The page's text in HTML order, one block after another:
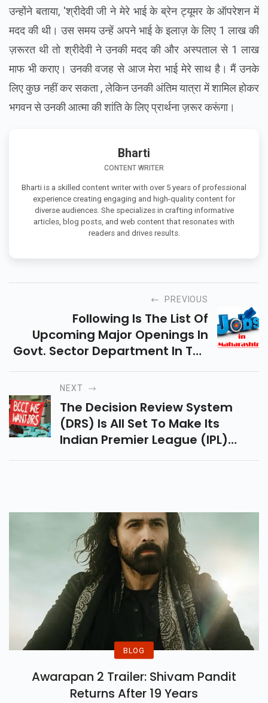
उन्होंने बताया, 'श्रीदेवी जी ने मेरे भाई के ब्रेन ट्यूमर के ऑपरेशन में
मदद की थी। उस समय उन्हें अपने भाई के इलाज़ के लिए 1 लाख की
ज़रूरत थी तो श्रीदेवी ने उनकी मदद की और अस्पताल से 1 लाख
माफ भी कराए। उनकी वजह से आज मेरा भाई मेरे साथ है। मैं उनके
लिए कुछ नहीं कर सकता , लेकिन उनकी अंतिम यात्रा में शामिल होकर
भगवन से उनकी आत्मा की शांति के लिए प्रार्थना ज़रूर करूंगा।
Bharti
CONTENT WRITER
Bharti is a skilled content writer with over 5 years of professional
experience creating engaging and high-quality content for
diverse audiences. She specializes in crafting informative
articles, blog posts, and web content that resonates with
readers and drives results.
PREVIOUS
Following Is The List Of
Upcoming Major Openings In
Govt. Sector Department In The
Month Of March 2018 And List Of
Maharastra Government Jobs
Vacancy In March 2018
NEXT
The Decision Review System
(DRS) Is All Set To Make Its
Indian Premier League (IPL)
Debut In 2018.
BLOG
Awarapan 2 Trailer: Shivam Pandit
Returns After 19 Years